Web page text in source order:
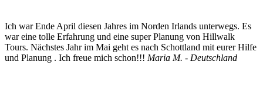
Ich war Ende April diesen Jahres im Norden Irlands unterwegs. Es
war eine tolle Erfahrung und eine super Planung von Hillwalk
Tours. Nächstes Jahr im Mai geht es nach Schottland mit eurer Hilfe
und Planung . Ich freue mich schon!!! Maria M. - Deutschland